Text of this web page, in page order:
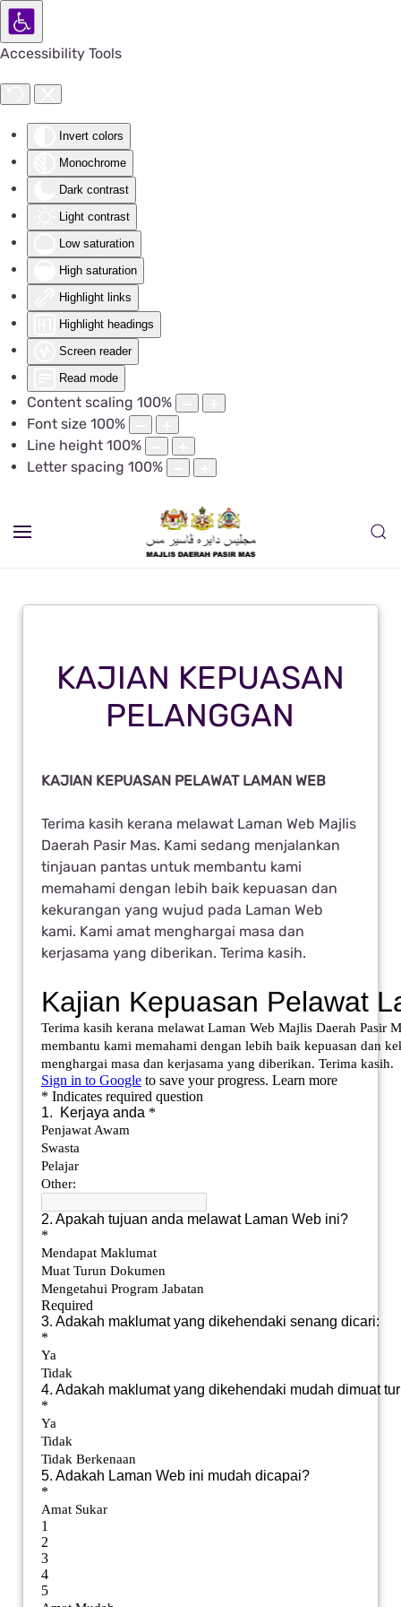
Accessibility Tools
Invert colors
Monochrome
Dark contrast
Light contrast
Low saturation
High saturation
Highlight links
Highlight headings
Screen reader
Read mode
Content scaling 100%
Font size 100%
Line height 100%
Letter spacing 100%
KAJIAN KEPUASAN
PELANGGAN
KAJIAN KEPUASAN PELAWAT LAMAN WEB
Terima kasih kerana melawat Laman Web Majlis
Daerah Pasir Mas. Kami sedang menjalankan
tinjauan pantas untuk membantu kami
memahami dengan lebih baik kepuasan dan
kekurangan yang wujud pada Laman Web
kami. Kami amat menghargai masa dan
kerjasama yang diberikan. Terima kasih.